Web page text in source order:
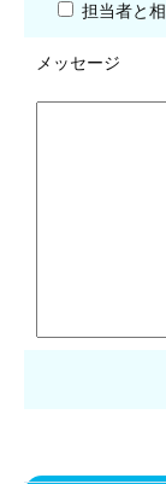
担当者と
メッセージ